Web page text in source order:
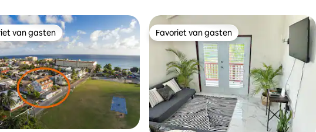
van gasten
van gasten Favoriet van gasten
Favoriet van gasten